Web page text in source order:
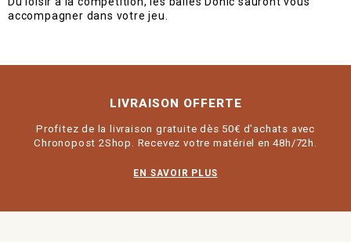
accompagner dans votre jeu.
LIVRAISON OFFERTE
Profitez de la livraison gratuite dès 50€ d'achats avec
Chronopost 2Shop. Recevez votre matériel en 48h/72h.
EN SAVOIR PLUS